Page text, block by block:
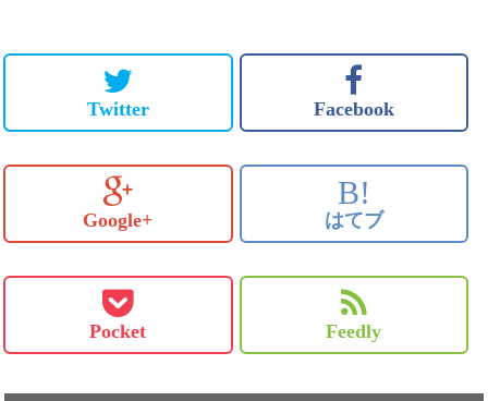
Twitter Facebook
Google+
B!
はてブ
Pocket Feedly